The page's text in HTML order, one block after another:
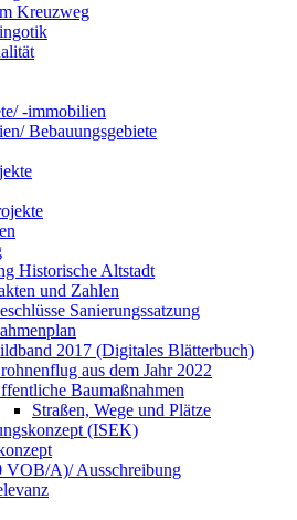
Kreuzweg
-immobilien
Bebauungsgebiete
Historische Altstadt
und Zahlen
Sanierungssatzung
2017 (Digitales Blätterbuch)
aus dem Jahr 2022
Baumaßnahmen
Straßen, Wege und Plätze
(ISEK)
VOB/A)/ Ausschreibung